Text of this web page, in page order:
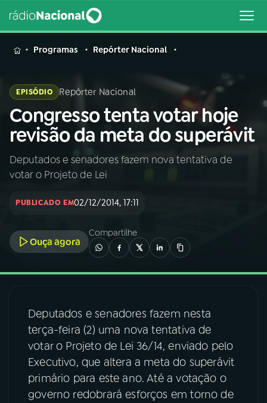
MENU
Buscar
na
Rádio
Nacional
Buscar
04PROGRAMAS
05PODCASTS
Programas Repórter Nacional
EPISÓDIO Repórter Nacional
Congresso tenta votar hoje
revisão da meta do superávit
Deputados e senadores fazem nova tentativa de
votar o Projeto de Lei
PUBLICADO EM02/12/2014, 17:11
Ouça agora
Compartilhe
Deputados e senadores fazem nesta
terça-feira (2) uma nova tentativa de
votar o Projeto de Lei 36/14, enviado pelo
Executivo, que altera a meta do superávit
primário para este ano. Até a votação o
governo redobrará esforços em torno de